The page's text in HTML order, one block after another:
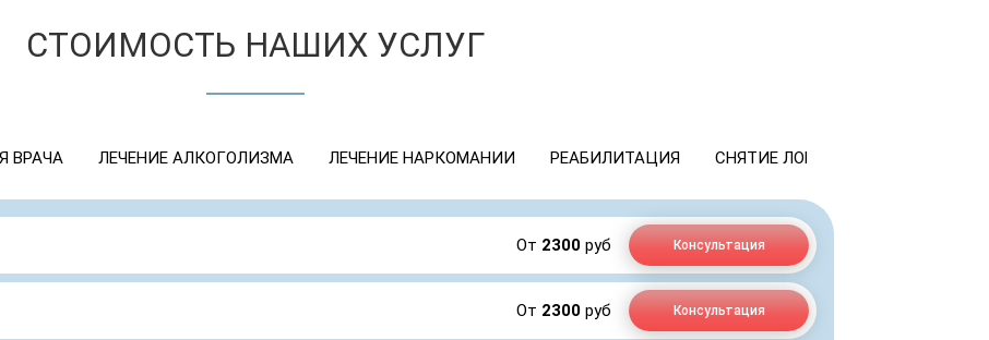
СТОИМОСТЬ НАШИХ УСЛУГ
ВРАЧА ЛЕЧЕНИЕ АЛКОГОЛИЗМА ЛЕЧЕНИЕ НАРКОМАНИИ РЕАБИЛИТАЦИЯ СНЯТИЕ ЛОМКИ
От 2300 руб Консультация
От 2300 руб Консультация